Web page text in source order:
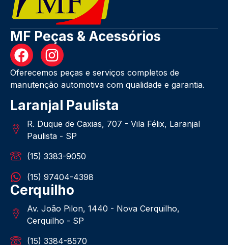
MF Peças & Acessórios
Oferecemos peças e serviços completos de
manutenção automotiva com qualidade e garantia.
Laranjal Paulista
R. Duque de Caxias, 707 - Vila Félix, Laranjal
Paulista - SP
(15) 3383-9050
(15) 97404-4398
Cerquilho
Av. João Pilon, 1440 - Nova Cerquilho,
Cerquilho - SP
(15) 3384-8570